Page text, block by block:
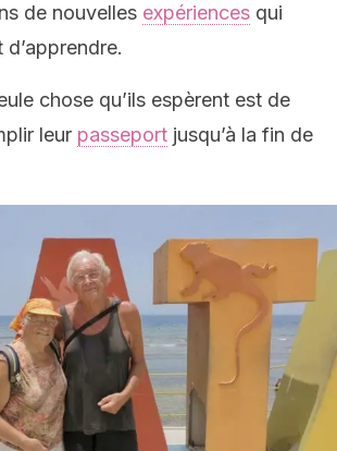
de nouvelles expériences qui
chose qu’ils espèrent est de
leur passeport jusqu’à la fin de